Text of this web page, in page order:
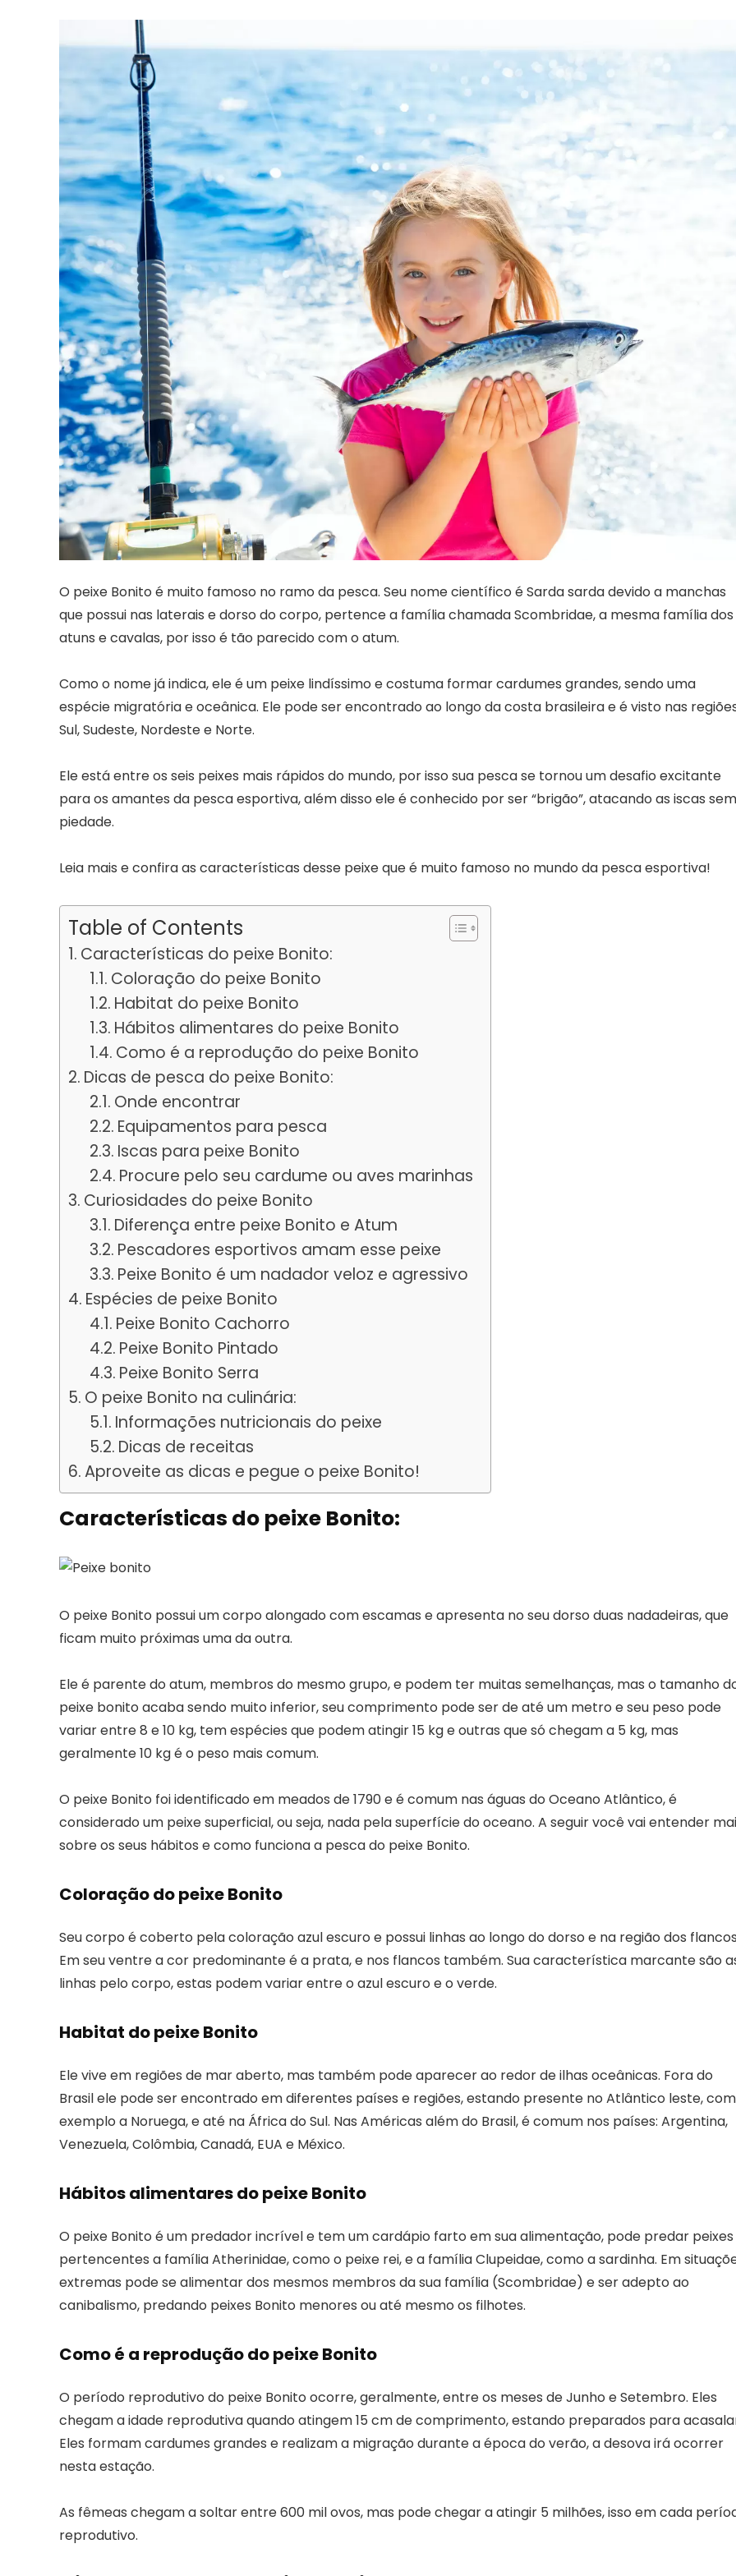
O peixe Bonito é muito famoso no ramo da pesca. Seu nome científico é Sarda sarda devido a manchas
que possui nas laterais e dorso do corpo, pertence a família chamada Scombridae, a mesma família dos
atuns e cavalas, por isso é tão parecido com o atum.
Como o nome já indica, ele é um peixe lindíssimo e costuma formar cardumes grandes, sendo uma
espécie migratória e oceânica. Ele pode ser encontrado ao longo da costa brasileira e é visto nas
Sul, Sudeste, Nordeste e Norte.
Ele está entre os seis peixes mais rápidos do mundo, por isso sua pesca se tornou um desafio excitante
para os amantes da pesca esportiva, além disso ele é conhecido por ser “brigão”, atacando as iscas sem
piedade.
Leia mais e confira as características desse peixe que é muito famoso no mundo da pesca esportiva!
Table of Contents
Características do peixe Bonito:
Coloração do peixe Bonito
Habitat do peixe Bonito
Hábitos alimentares do peixe Bonito
Como é a reprodução do peixe Bonito
Dicas de pesca do peixe Bonito:
Onde encontrar
Equipamentos para pesca
Iscas para peixe Bonito
Procure pelo seu cardume ou aves marinhas
Curiosidades do peixe Bonito
Diferença entre peixe Bonito e Atum
Pescadores esportivos amam esse peixe
Peixe Bonito é um nadador veloz e agressivo
Espécies de peixe Bonito
Peixe Bonito Cachorro
Peixe Bonito Pintado
Peixe Bonito Serra
O peixe Bonito na culinária:
Informações nutricionais do peixe
Dicas de receitas
Aproveite as dicas e pegue o peixe Bonito!
Características do peixe Bonito:
O peixe Bonito possui um corpo alongado com escamas e apresenta no seu dorso duas nadadeiras, que
ficam muito próximas uma da outra.
Ele é parente do atum, membros do mesmo grupo, e podem ter muitas semelhanças, mas o tamanho
peixe bonito acaba sendo muito inferior, seu comprimento pode ser de até um metro e seu peso pode
variar entre 8 e 10 kg, tem espécies que podem atingir 15 kg e outras que só chegam a 5 kg, mas
geralmente 10 kg é o peso mais comum.
O peixe Bonito foi identificado em meados de 1790 e é comum nas águas do Oceano Atlântico, é
considerado um peixe superficial, ou seja, nada pela superfície do oceano. A seguir você vai entender
sobre os seus hábitos e como funciona a pesca do peixe Bonito.
Coloração do peixe Bonito
Seu corpo é coberto pela coloração azul escuro e possui linhas ao longo do dorso e na região dos
Em seu ventre a cor predominante é a prata, e nos flancos também. Sua característica marcante são
linhas pelo corpo, estas podem variar entre o azul escuro e o verde.
Habitat do peixe Bonito
Ele vive em regiões de mar aberto, mas também pode aparecer ao redor de ilhas oceânicas. Fora do
Brasil ele pode ser encontrado em diferentes países e regiões, estando presente no Atlântico leste,
exemplo a Noruega, e até na África do Sul. Nas Américas além do Brasil, é comum nos países: Argentina,
Venezuela, Colômbia, Canadá, EUA e México.
Hábitos alimentares do peixe Bonito
O peixe Bonito é um predador incrível e tem um cardápio farto em sua alimentação, pode predar peixes
pertencentes a família Atherinidae, como o peixe rei, e a família Clupeidae, como a sardinha. Em
extremas pode se alimentar dos mesmos membros da sua família (Scombridae) e ser adepto ao
canibalismo, predando peixes Bonito menores ou até mesmo os filhotes.
Como é a reprodução do peixe Bonito
O período reprodutivo do peixe Bonito ocorre, geralmente, entre os meses de Junho e Setembro. Eles
chegam a idade reprodutiva quando atingem 15 cm de comprimento, estando preparados para
Eles formam cardumes grandes e realizam a migração durante a época do verão, a desova irá ocorrer
nesta estação.
As fêmeas chegam a soltar entre 600 mil ovos, mas pode chegar a atingir 5 milhões, isso em cada
reprodutivo.